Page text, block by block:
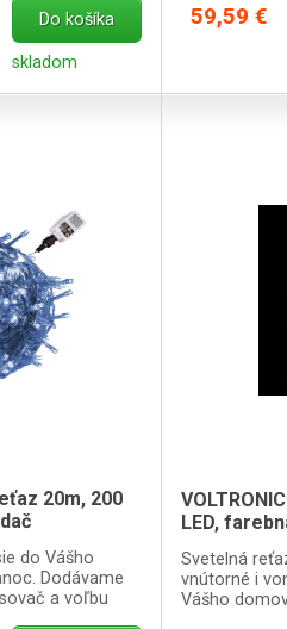
Do košíka
skladom
59,59 €
20m, 200
do Vášho
Dodávame
a voľbu
LED,
Svetelná
vnútorné i
Vášho